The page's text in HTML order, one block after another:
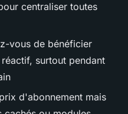
centraliser toutes
vous de bénéficier
surtout pendant
d'abonnement mais